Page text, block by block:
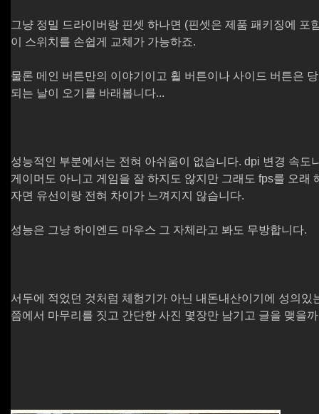
그냥 정밀 드라이버랑 핀셋 하나면 (핀셋은 제품 패키징에 포
이 스위치를 손쉽게 교체가 가능하죠.
물론 메인 버튼만의 이야기이고 휠 버튼이나 사이드 버튼은
되는 날이 오기를 바래봅니다...
성능적인 부분에서는 전혀 아쉬움이 없습니다. dpi 변경 속도
게이머도 아니고 게임을 잘 하지도 않지만 그래도 fps를 오래
자면 유선이랑 전혀 차이가 느껴지지 않습니다.
성능은 그냥 하이엔드 마우스 그 자체라고 봐도 무방합니다.
서두에 적었던 것처럼 체험기가 아닌 내돈내산이기에 성의있
쯤에서 마무리를 짓고 간단한 사진 몇장만 남기고 글을 맺을